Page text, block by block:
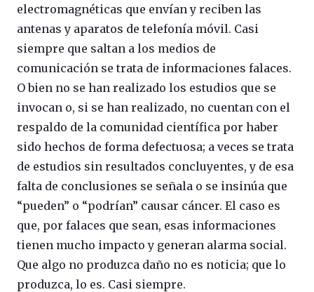
electromagnéticas que envían y reciben las
antenas y aparatos de telefonía móvil. Casi
siempre que saltan a los medios de
comunicación se trata de informaciones falaces.
O bien no se han realizado los estudios que se
invocan o, si se han realizado, no cuentan con el
respaldo de la comunidad científica por haber
sido hechos de forma defectuosa; a veces se trata
de estudios sin resultados concluyentes, y de esa
falta de conclusiones se señala o se insinúa que
“pueden” o “podrían” causar cáncer. El caso es
que, por falaces que sean, esas informaciones
tienen mucho impacto y generan alarma social.
Que algo no produzca daño no es noticia; que lo
produzca, lo es. Casi siempre.